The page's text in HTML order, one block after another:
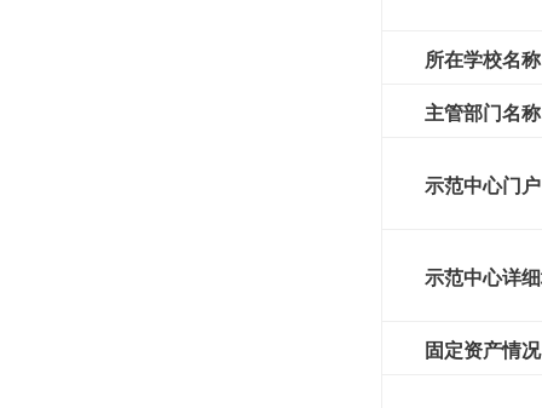
所在学校名称
主管部门名称
示范中心门
示范中心详
固定资产情